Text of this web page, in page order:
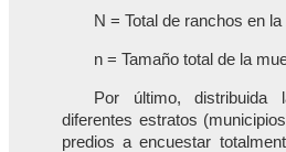
N = Total de ranchos en
n = Tamaño total de la
Por último,
diferentes estratos
predios a encuestar